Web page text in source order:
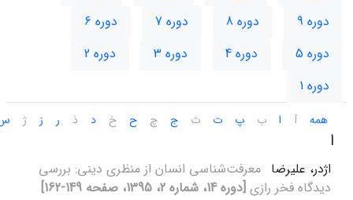
دوره 9
دوره 8 دوره 7
دوره 6
دوره 5
دوره 4 دوره 3
دوره 2
دوره 1
همه آ ا ب پ ت ث ج چ ح خ د ذ ر ز ژ
ا
اژدر، علیرضا معرفت‌شناسی انسان از منظری دینی: بررسی
دیدگاه فخر رازی [دوره 14، شماره 2، 1395، صفحه 149-162]